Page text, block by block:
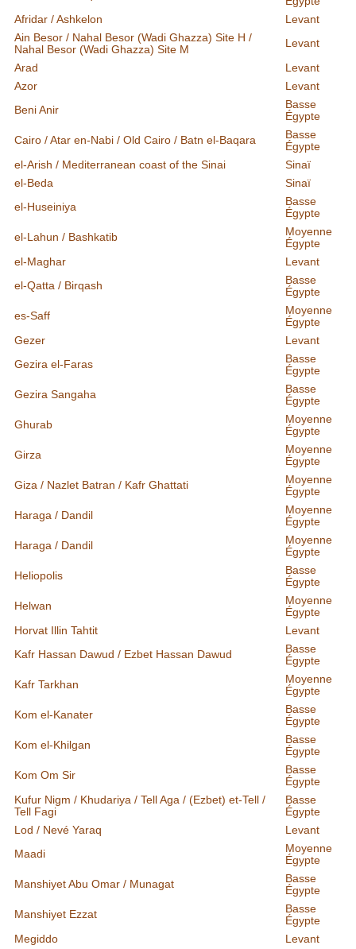
Afridar / Ashkelon
Levant
Ain Besor / Nahal Besor (Wadi Ghazza) Site H /
Nahal Besor (Wadi Ghazza) Site M
Levant
Arad
Levant
Azor
Levant
Beni Anir
Basse
Égypte
Cairo / Atar en-Nabi / Old Cairo / Batn el-Baqara
Basse
Égypte
el-Arish / Mediterranean coast of the Sinai
Sinaï
el-Beda
Sinaï
el-Huseiniya
Basse
Égypte
el-Lahun / Bashkatib
Moyenne
Égypte
el-Maghar
Levant
el-Qatta / Birqash
Basse
Égypte
es-Saff
Moyenne
Égypte
Gezer
Levant
Gezira el-Faras
Basse
Égypte
Gezira Sangaha
Basse
Égypte
Ghurab
Moyenne
Égypte
Girza
Moyenne
Égypte
Giza / Nazlet Batran / Kafr Ghattati
Moyenne
Égypte
Haraga / Dandil
Moyenne
Égypte
Haraga / Dandil
Moyenne
Égypte
Heliopolis
Basse
Égypte
Helwan
Moyenne
Égypte
Horvat Illin Tahtit
Levant
Kafr Hassan Dawud / Ezbet Hassan Dawud
Basse
Égypte
Kafr Tarkhan
Moyenne
Égypte
Kom el-Kanater
Basse
Égypte
Kom el-Khilgan
Basse
Égypte
Kom Om Sir
Basse
Égypte
Kufur Nigm / Khudariya / Tell Aga / (Ezbet) et-Tell /
Tell Fagi
Basse
Égypte
Lod / Nevé Yaraq
Levant
Maadi
Moyenne
Égypte
Manshiyet Abu Omar / Munagat
Basse
Égypte
Manshiyet Ezzat
Basse
Égypte
Megiddo
Levant